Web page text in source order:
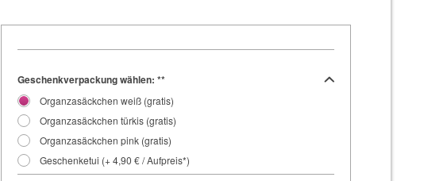
Geschenkverpackung wählen: **
Organzasäckchen weiß (gratis)
Organzasäckchen türkis (gratis)
Organzasäckchen pink (gratis)
Geschenketui (+ 4,90 € / Aufpreis*)